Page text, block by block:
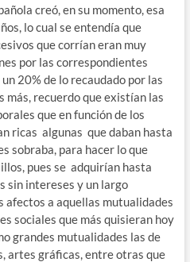
creó, en su momento, esa
lo cual se entendía que
que corrían eran muy
por las correspondientes
20% de lo recaudado por las
más, recuerdo que existían las
que en función de los
ricas algunas que daban hasta
sobraba, para hacer lo que
pues se adquirían hasta
sin intereses y un largo
a aquellas mutualidades
sociales que más quisieran hoy
grandes mutualidades las de
artes gráficas, entre otras que